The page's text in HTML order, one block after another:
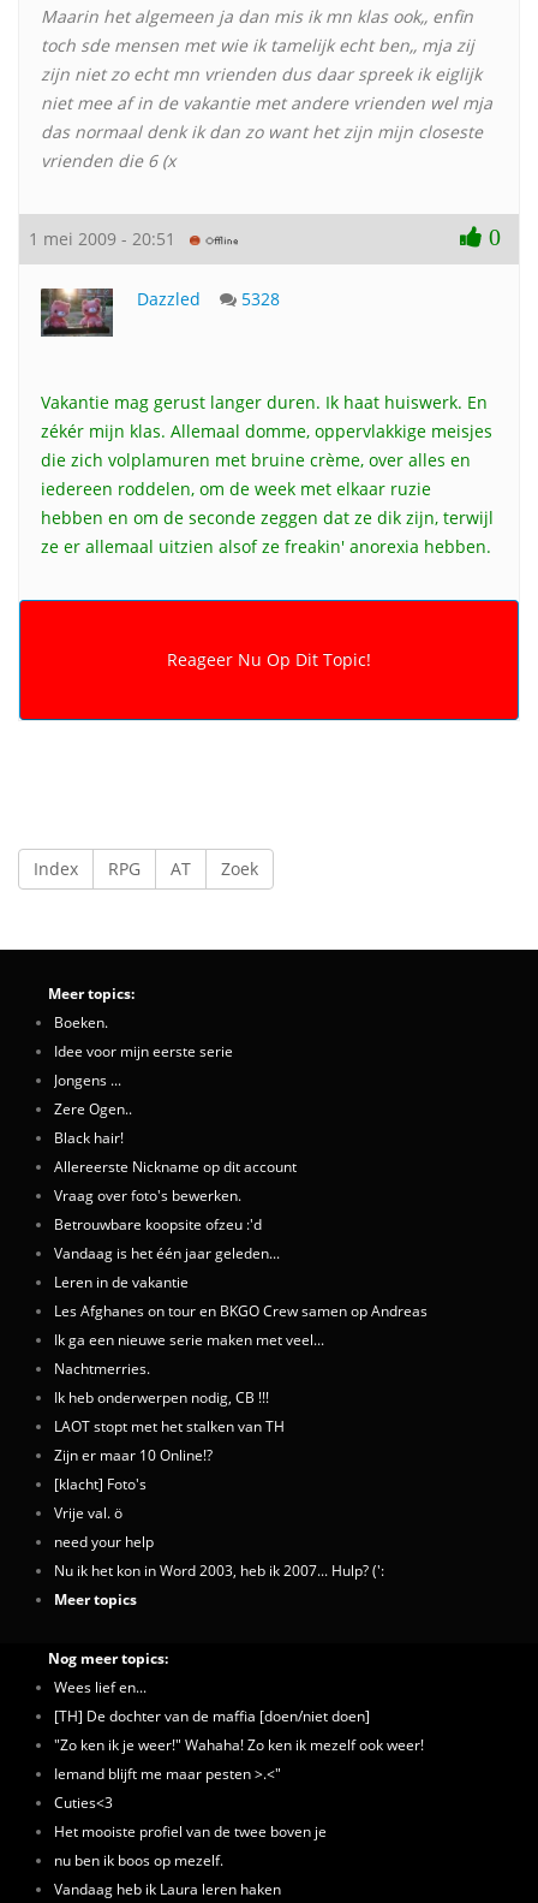
Maarin het algemeen ja dan mis ik mn klas ook,, enfin
toch sde mensen met wie ik tamelijk echt ben,, mja zij
zijn niet zo echt mn vrienden dus daar spreek ik eiglijk
niet mee af in de vakantie met andere vrienden wel mja
das normaal denk ik dan zo want het zijn mijn closeste
vrienden die 6 (x
1 mei 2009 - 20:51 0
Dazzled 5328
Vakantie mag gerust langer duren. Ik haat huiswerk. En
zékér mijn klas. Allemaal domme, oppervlakkige meisjes
die zich volplamuren met bruine crème, over alles en
iedereen roddelen, om de week met elkaar ruzie
hebben en om de seconde zeggen dat ze dik zijn, terwijl
ze er allemaal uitzien alsof ze freakin' anorexia hebben.
Index RPG AT Zoek
Meer topics:
Boeken.
Idee voor mijn eerste serie
Jongens ...
Zere Ogen..
Black hair!
Allereerste Nickname op dit account
Vraag over foto's bewerken.
Betrouwbare koopsite ofzeu :'d
Vandaag is het één jaar geleden...
Leren in de vakantie
Les Afghanes on tour en BKGO Crew samen op Andreas
Ik ga een nieuwe serie maken met veel...
Nachtmerries.
Ik heb onderwerpen nodig, CB !!!
LAOT stopt met het stalken van TH
Zijn er maar 10 Online!?
[klacht] Foto's
Vrije val. ö
need your help
Nu ik het kon in Word 2003, heb ik 2007... Hulp? (':
Meer topics
Nog meer topics:
Wees lief en...
[TH] De dochter van de maffia [doen/niet doen]
"Zo ken ik je weer!" Wahaha! Zo ken ik mezelf ook weer!
Iemand blijft me maar pesten >.<"
Cuties<3
Het mooiste profiel van de twee boven je
nu ben ik boos op mezelf.
Vandaag heb ik Laura leren haken